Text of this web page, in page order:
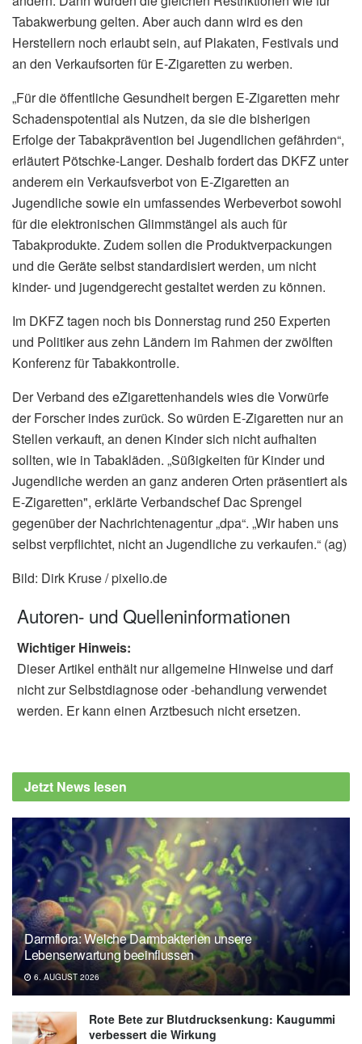
Tabakwerbung gelten. Aber auch dann wird es den
Herstellern noch erlaubt sein, auf Plakaten, Festivals und
an den Verkaufsorten für E-Zigaretten zu werben.
„Für die öffentliche Gesundheit bergen E-Zigaretten mehr
Schadenspotential als Nutzen, da sie die bisherigen
Erfolge der Tabakprävention bei Jugendlichen gefährden“,
erläutert Pötschke-Langer. Deshalb fordert das DKFZ unter
anderem ein Verkaufsverbot von E-Zigaretten an
Jugendliche sowie ein umfassendes Werbeverbot sowohl
für die elektronischen Glimmstängel als auch für
Tabakprodukte. Zudem sollen die Produktverpackungen
und die Geräte selbst standardisiert werden, um nicht
kinder- und jugendgerecht gestaltet werden zu können.
Im DKFZ tagen noch bis Donnerstag rund 250 Experten
und Politiker aus zehn Ländern im Rahmen der zwölften
Konferenz für Tabakkontrolle.
Der Verband des eZigarettenhandels wies die Vorwürfe
der Forscher indes zurück. So würden E-Zigaretten nur an
Stellen verkauft, an denen Kinder sich nicht aufhalten
sollten, wie in Tabakläden. „Süßigkeiten für Kinder und
Jugendliche werden an ganz anderen Orten präsentiert als
E-Zigaretten", erklärte Verbandschef Dac Sprengel
gegenüber der Nachrichtenagentur „dpa“. „Wir haben uns
selbst verpflichtet, nicht an Jugendliche zu verkaufen.“ (ag)
Bild: Dirk Kruse / pixelio.de
Autoren- und Quelleninformationen
Wichtiger Hinweis:
Dieser Artikel enthält nur allgemeine Hinweise und darf
nicht zur Selbstdiagnose oder -behandlung verwendet
werden. Er kann einen Arztbesuch nicht ersetzen.
Jetzt News lesen
Darmflora: Welche Darmbakterien unsere
Lebenserwartung beeinflussen
6. AUGUST 2026
Rote Bete zur Blutdrucksenkung: Kaugummi
verbessert die Wirkung